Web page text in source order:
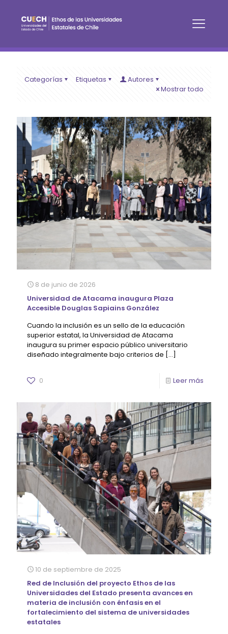
Categorías Etiquetas
Autores
Mostrar todo
8 de junio de 2026
Universidad de Atacama inaugura Plaza
Accesible Douglas Sapiains González
Cuando la inclusión es un sello de la educación
superior estatal, la Universidad de Atacama
inaugura su primer espacio público universitario
diseñado integralmente bajo criterios de […]
0 Leer más
10 de septiembre de 2025
Red de Inclusión del proyecto Ethos de las
Universidades del Estado presenta avances en
materia de inclusión con énfasis en el
fortalecimiento del sistema de universidades
estatales